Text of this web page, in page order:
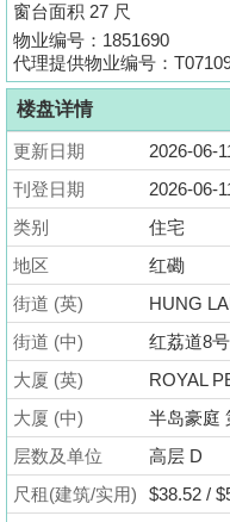
地
产
新
闻
数
据
公
布
置
业
手
册
关
於
窗台面积 27 尺
物业编号：1851690
代理提供物业编号：
楼盘详情
更新日期
2026-06-
刊登日期
2026-06-
类别
住宅
地区
红磡
街道 (英)
HUNG
街道 (中)
红荔道8号
大厦 (英)
ROYAL
大厦 (中)
半岛豪庭
层数及单位
高层 D
尺租(建筑/实用)
$38.52 /